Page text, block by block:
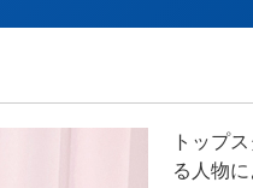
トップ
る人物